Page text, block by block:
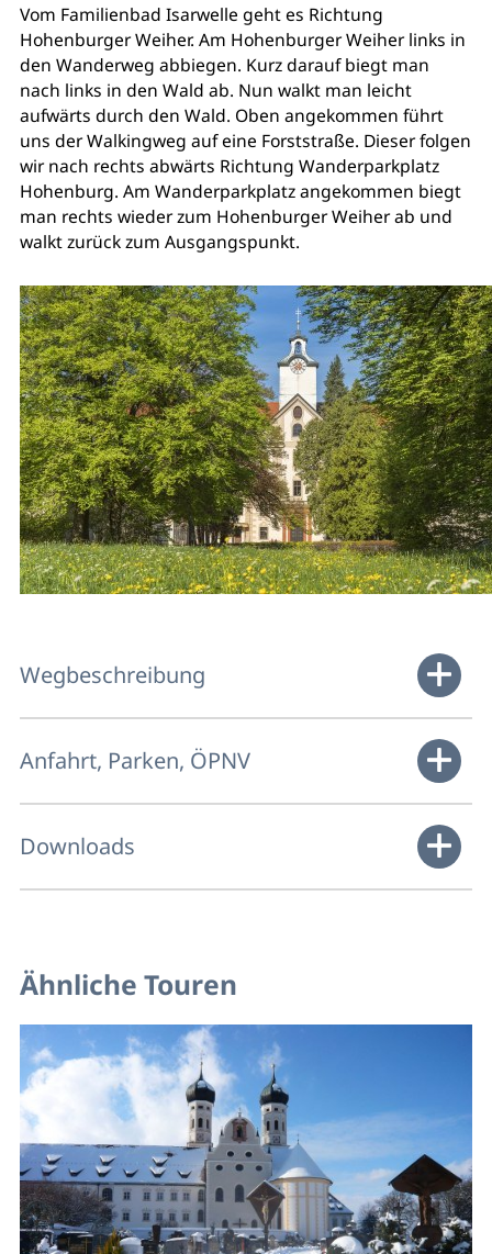
Vom Familienbad Isarwelle geht es Richtung
Hohenburger Weiher. Am Hohenburger Weiher links in
den Wanderweg abbiegen. Kurz darauf biegt man
nach links in den Wald ab. Nun walkt man leicht
aufwärts durch den Wald. Oben angekommen führt
uns der Walkingweg auf eine Forststraße. Dieser folgen
wir nach rechts abwärts Richtung Wanderparkplatz
Hohenburg. Am Wanderparkplatz angekommen biegt
man rechts wieder zum Hohenburger Weiher ab und
walkt zurück zum Ausgangspunkt.
Wegbeschreibung
Anfahrt, Parken, ÖPNV
Downloads
Ähnliche Touren